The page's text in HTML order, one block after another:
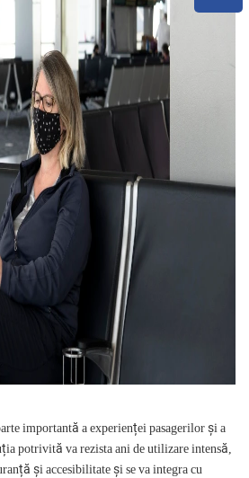
importantă a experienței pasagerilor și a
potrivită va rezista ani de utilizare intensă,
și accesibilitate și se va integra cu